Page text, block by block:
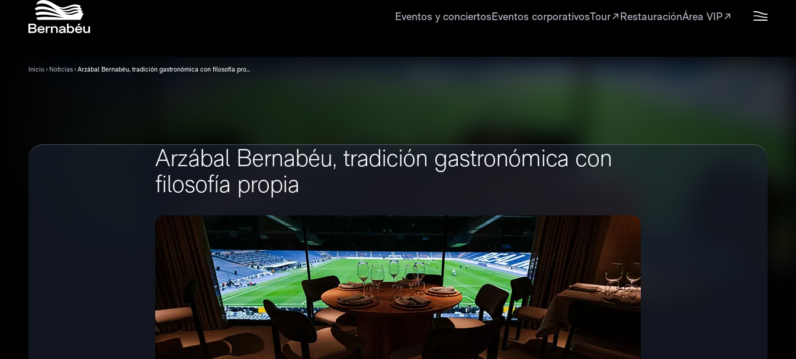
Eventos y conciertosEventos corporativosTour RestauraciónÁrea VIP
Inicio Noticias Arzábal Bernabéu, tradición gastronómica con filosofía propia
Arzábal Bernabéu, tradición gastronómica con
filosofía propia